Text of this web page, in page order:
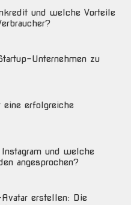
und welche Vorteile
Unternehmen zu
eine erfolgreiche
und welche
angesprochen?
erstellen: Die